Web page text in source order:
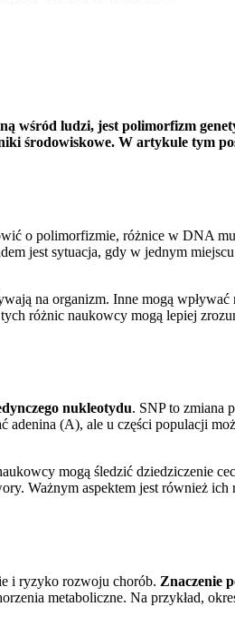
wśród ludzi, jest polimorfizm
środowiskowe. W artykule tym
o polimorfizmie, różnice w DNA
jest sytuacja, gdy w jednym
na organizm. Inne mogą
różnic naukowcy mogą lepiej
nukleotydu. SNP to zmiana
(A), ale u części populacji
mogą śledzić dziedziczenie
Ważnym aspektem jest również
i ryzyko rozwoju chorób. Znaczenie
metaboliczne. Na przykład,